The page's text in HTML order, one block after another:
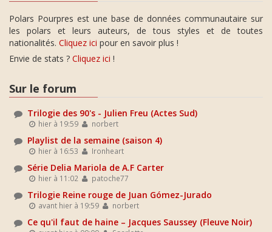
Polars Pourpres est une base de données communautaire sur
les polars et leurs auteurs, de tous styles et de toutes
nationalités. Cliquez ici pour en savoir plus !
Envie de stats ? Cliquez ici !
Sur le forum
Trilogie des 90's - Julien Freu (Actes Sud)
hier à 19:59 norbert
Playlist de la semaine (saison 4)
hier à 16:53 Ironheart
Série Delia Mariola de A.F Carter
hier à 11:02 patoche77
Trilogie Reine rouge de Juan Gómez-Jurado
avant hier à 19:59 norbert
Ce qu'il faut de haine – Jacques Saussey (Fleuve Noir)